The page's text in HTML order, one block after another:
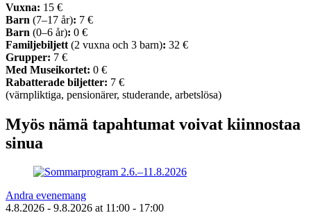
Vuxna: 15 €
Barn (7–17 år): 7 €
Barn (0–6 år): 0 €
Familjebiljett (2 vuxna och 3 barn): 32 €
Grupper: 7 €
Med Museikortet: 0 €
Rabatterade biljetter: 7 €
(värnpliktiga, pensionärer, studerande, arbetslösa)
Myös nämä tapahtumat voivat kiinnostaa
sinua
Andra evenemang
4.8.2026 - 9.8.2026 at 11:00 - 17:00